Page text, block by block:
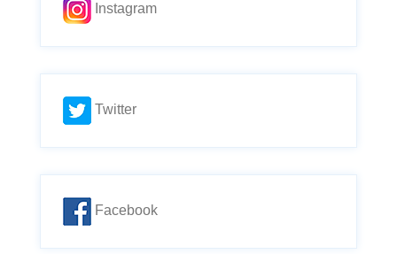
Instagram
Twitter
Facebook